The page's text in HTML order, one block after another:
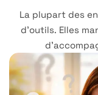
La plupart des
d’outils. Elles